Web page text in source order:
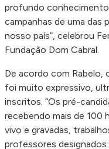
profundo conhecimento
campanhas de uma das
nosso país”, celebrou
Fundação Dom Cabral.
De acordo com Rabelo,
foi muito expressivo,
inscritos. “Os pré-
recebendo mais de 100
vivo e gravadas,
professores designados